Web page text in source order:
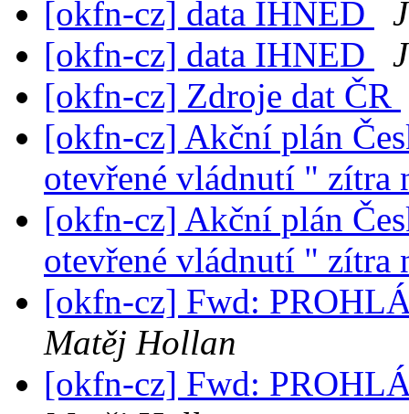
[okfn-cz] data IHNED
[okfn-cz] data IHNED
[okfn-cz] Zdroje dat ČR
[okfn-cz] Akční plán
otevřené vládnutí " zítra
[okfn-cz] Akční plán
otevřené vládnutí " zítra
[okfn-cz] Fwd:
Matěj Hollan
[okfn-cz] Fwd: